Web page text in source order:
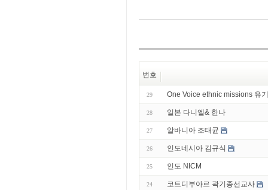
번호
29 One Voice ethnic missions 유
28 일본 다니엘& 한나
27 알바니아 조태균
26 인도네시아 김규식
25 인도 NICM
24 코트디부아르 곽기종선교사